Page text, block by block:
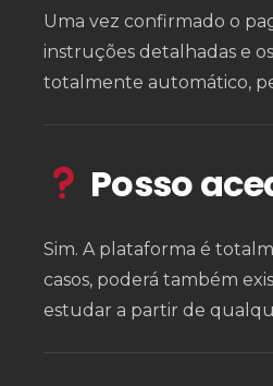
Uma vez confirmado o
instruções detalhadas e
totalmente automático,
Posso
Sim. A plataforma é
casos, poderá também
estudar a partir de